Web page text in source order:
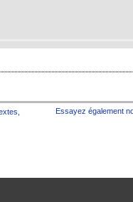
Essayez également